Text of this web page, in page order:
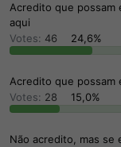
p
i
o
Acredito que possam
aqui
Votes: 46 24,6%
Acredito que possam
Votes: 28 15,0%
Não acredito, mas se